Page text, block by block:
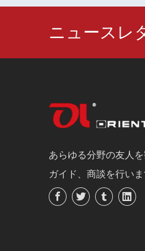
ニュースレ
あらゆる分野の友人を
ガイド、商談を行いま